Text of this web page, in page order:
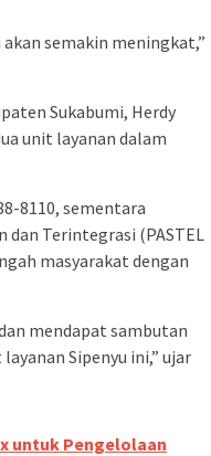
akan semakin meningkat,”
Sukabumi, Herdy
unit layanan dalam
8110, sementara
dan Terintegrasi (PASTEL
masyarakat dengan
mendapat sambutan
Sipenyu ini,” ujar
untuk Pengelolaan